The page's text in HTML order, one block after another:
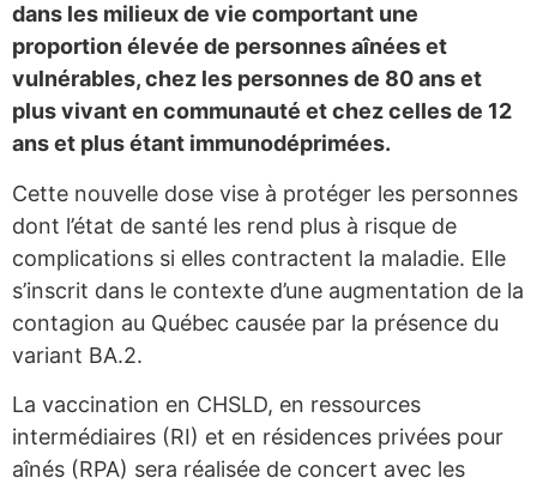
dans les milieux de vie comportant une
proportion élevée de personnes aînées et
vulnérables, chez les personnes de 80 ans et
plus vivant en communauté et chez celles de 12
ans et plus étant immunodéprimées.
Cette nouvelle dose vise à protéger les personnes
dont l’état de santé les rend plus à risque de
complications si elles contractent la maladie. Elle
s’inscrit dans le contexte d’une augmentation de la
contagion au Québec causée par la présence du
variant BA.2.
La vaccination en CHSLD, en ressources
intermédiaires (RI) et en résidences privées pour
aînés (RPA) sera réalisée de concert avec les